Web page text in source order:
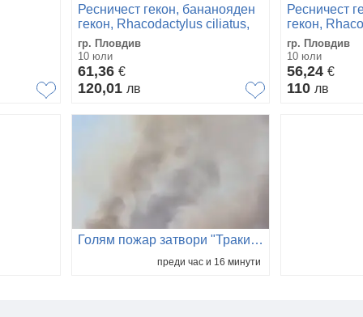
Ресничест гекон, бананояден
гекон, Rhacodactylus ciliatus,
гр. Пловдив
10 юли
61,36 €
120,01 лв
Ресничест
гекон,
гр. Пловдив
10 юли
56,24 €
110 лв
Голям пожар затвори "Тракия", в гасенето се включи и хеликоптер
преди час и 16 минути